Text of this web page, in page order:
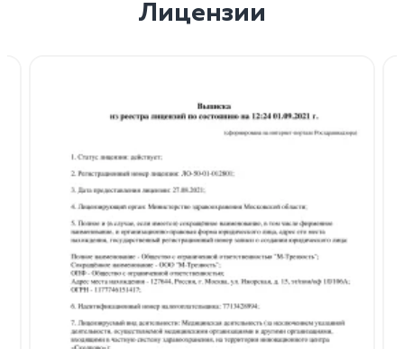
Лицензии